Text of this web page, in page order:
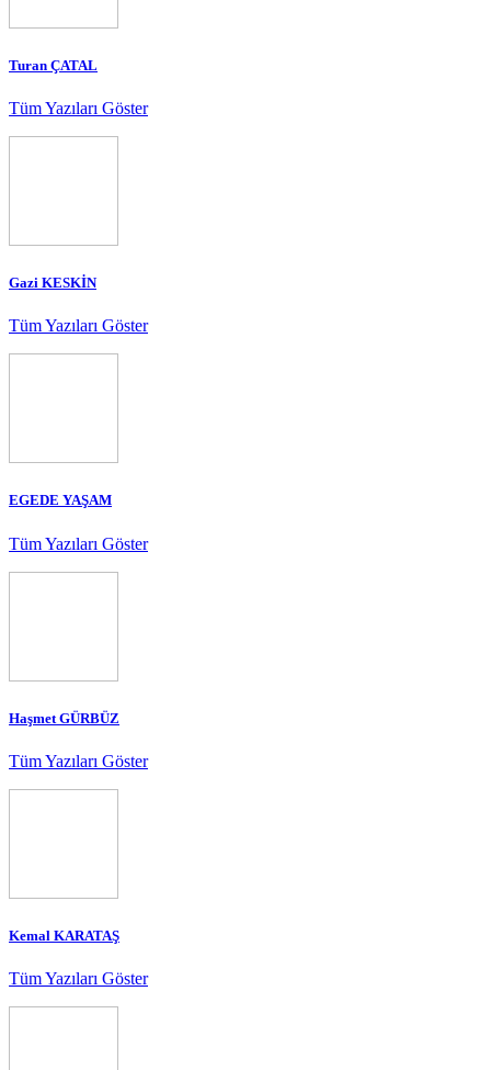
Turan ÇATAL
Tüm Yazıları Göster
Gazi KESKİN
Tüm Yazıları Göster
EGEDE YAŞAM
Tüm Yazıları Göster
Haşmet GÜRBÜZ
Tüm Yazıları Göster
Kemal KARATAŞ
Tüm Yazıları Göster